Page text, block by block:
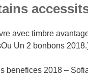
avec timbre
Un 2 bonbons
benefices 2018 –